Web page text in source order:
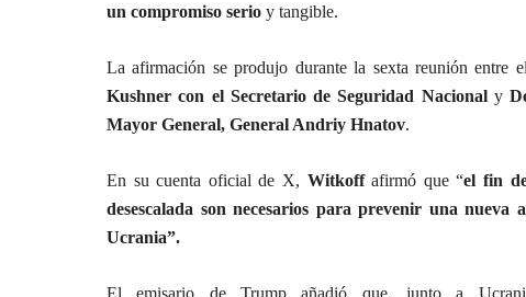
un compromiso serio y tangible.
La afirmación se produjo durante la sexta reunión entre
Kushner con el Secretario de Seguridad Nacionaly
Mayor General, General Andriy Hnatov.
En su cuenta oficial de X, Witkoffafirmó que “el fin
desescalada son necesarios para prevenir una
Ucrania”.
El emisario de Trump añadió que, junto a